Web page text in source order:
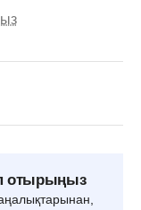
отырыңыз